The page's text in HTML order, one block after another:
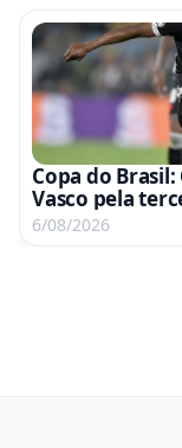
Copa do
Vasco pela
6/08/2026